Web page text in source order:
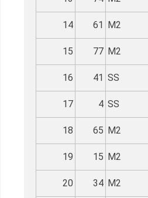
14 61 M2
15 77 M2
16 41 SS
17 4 SS
18 65 M2
19 15 M2
20 34 M2